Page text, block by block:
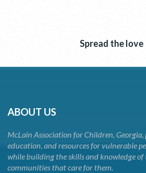
Spread the love
ABOUT US
McLain Association for Children, Georgia,
education, and resources for vulnerable
while building the skills and knowledge of
communities that care for them.